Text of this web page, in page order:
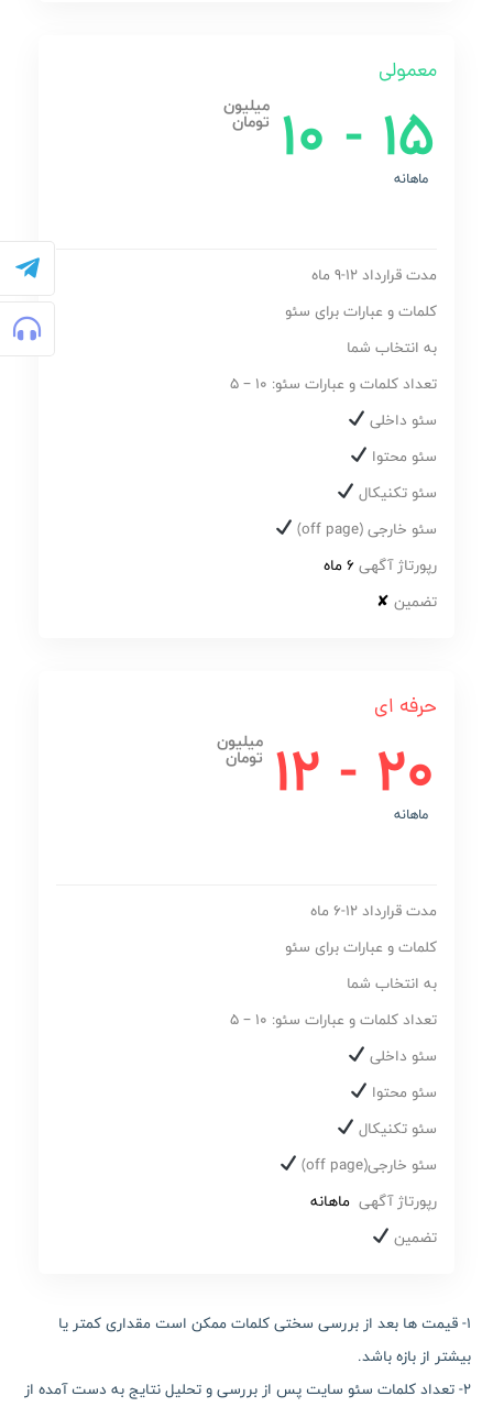
معمولی
15 - 10 میلیون
تومان
ماهانه
مدت قرارداد 12-9 ماه
کلمات و عبارات برای سئو
به انتخاب شما
تعداد کلمات و عبارات سئو: 10 – 5
سئو داخلی
سئو محتوا
سئو تکنیکال
سئو خارجی (off page)
رپورتاژ آگهی6 ماه
تضمین ✘
حرفه ای
20 - 12 میلیون
تومان
ماهانه
مدت قرارداد 12-6 ماه
کلمات و عبارات برای سئو
به انتخاب شما
تعداد کلمات و عبارات سئو: 10 – 5
سئو داخلی
سئو محتوا
سئو تکنیکال
سئو خارجی(off page)
رپورتاژ آگهی ماهانه
تضمین
1- قیمت ها بعد از بررسی سختی کلمات ممکن است مقداری کمتر یا
بیشتر از بازه باشد.
2- تعداد کلمات سئو سایت پس از بررسی و تحلیل نتایج به دست آمده از